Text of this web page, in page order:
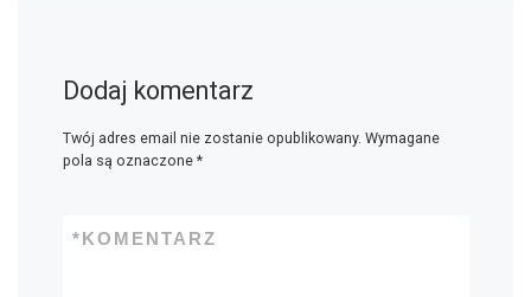
Dodaj komentarz
Twój adres email nie zostanie opublikowany. Wymagane
pola są oznaczone *
KOMENTARZ
*